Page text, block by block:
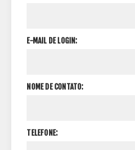
E-MAIL DE LOGIN:
NOME DE CONTATO:
TELEFONE: